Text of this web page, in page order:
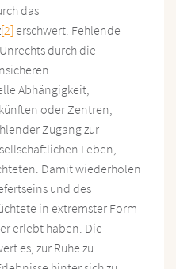
das
[2] erschwert. Fehlende
durch die
Abhängigkeit,
oder Zentren,
Zugang zur
Leben,
Damit wiederholen
und des
in extremster Form
erlebt haben. Die
es, zur Ruhe zu